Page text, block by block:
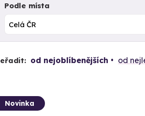
Podle místa
od nejoblíbenějších od
Novinka